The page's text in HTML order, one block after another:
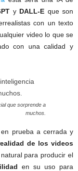
y DALL-E que son
con un texto
video lo que se
con una calidad y
que sorprende a
muchos.
prueba a cerrada y
de los videos
para producir el
en su uso para